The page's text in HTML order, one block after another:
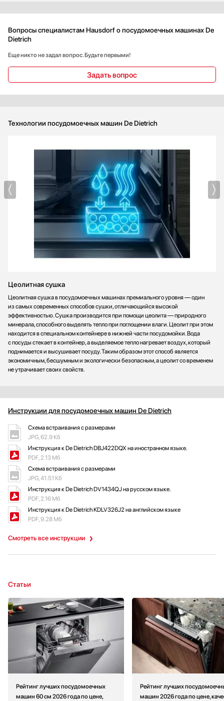
бережная программа сохранила тонкие бокалы в целости!
Вопросы специалистам Hausdorf о посудомоечных машинах De
Dietrich
Еще никто не задал вопрос. Будьте первыми!
Задать вопрос
Технологии посудомоечных машин De Dietrich
Цеолитная сушка
Цеолитная сушка в посудомоечных машинах премиального уровня — один
из самых современных способов сушки, отличающийся высокой
эффективностью. Сушка производится при помощи цеолита — природного
минерала, способного выделять тепло при поглощении влаги. Цеолит при этом
находится в специальном контейнере в нижней части посудомойки. Вода
с посуды стекает в контейнер, а выделяемое тепло нагревает воздух, который
поднимается и высушивает посуду. Таким образом этот способ является
экономичным, бесшумным и экологически безопасным, а цеолит со временем
не утрачивает своих свойств.
Инструкции для посудомоечных машин De Dietrich
Смотреть все инструкции
Схема встраивания с размерами
JPG, 62.9 Кб
Инструкция к De Dietrich DBJ422DQX на иностранном языке.
PDF, 2.13 Мб
Схема встраивания с размерами
JPG, 41.51 Кб
Инструкция к De Dietrich DV1434QJ на русском языке.
PDF, 2.16 Мб
Инструкция к De Dietrich KDLV326J2 на английском языке
PDF, 9.28 Мб
Статьи
Рейтинг лучших посудомоечных
машин 60 см 2026 года по цене,
Рейтинг лучших
машин 2026 года по цене,